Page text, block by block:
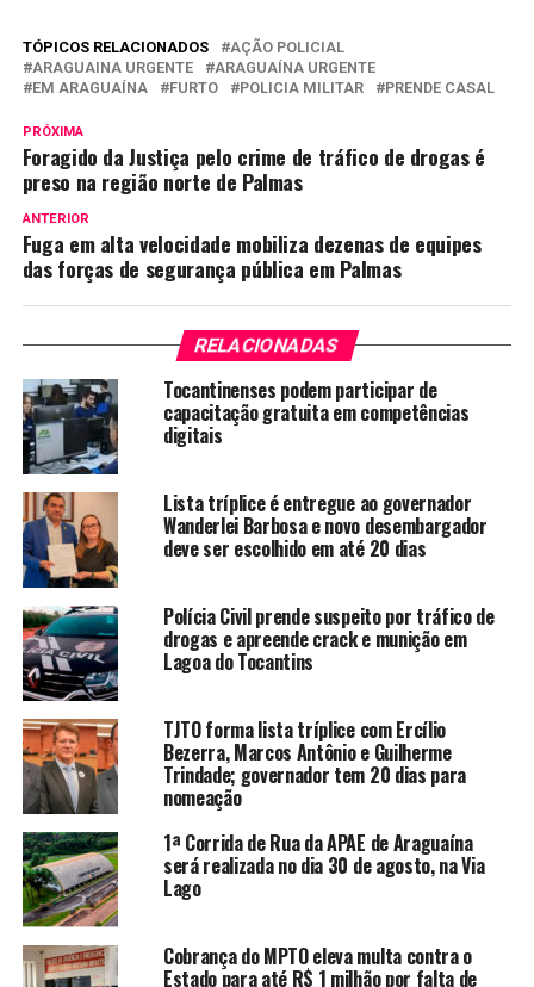
TÓPICOS RELACIONADOS
AÇÃO POLICIAL
ARAGUAINA URGENTE
ARAGUAÍNA URGENTE
EM ARAGUAÍNA
FURTO POLICIA MILITAR PRENDE CASAL
PRÓXIMA
Foragido da Justiça pelo crime de tráfico de drogas é
preso na região norte de Palmas
ANTERIOR
Fuga em alta velocidade mobiliza dezenas de equipes
das forças de segurança pública em Palmas
RELACIONADAS
Tocantinenses podem participar de
capacitação gratuita em competências
digitais
Lista tríplice é entregue ao governador
Wanderlei Barbosa e novo desembargador
deve ser escolhido em até 20 dias
Polícia Civil prende suspeito por tráfico de
drogas e apreende crack e munição em
Lagoa do Tocantins
TJTO forma lista tríplice com Ercílio
Bezerra, Marcos Antônio e Guilherme
Trindade; governador tem 20 dias para
nomeação
1ª Corrida de Rua da APAE de Araguaína
será realizada no dia 30 de agosto, na Via
Lago
Cobrança do MPTO eleva multa contra o
Estado para até R$ 1 milhão por falta de